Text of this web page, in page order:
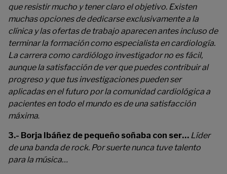
que resistir mucho y tener claro el objetivo. Existen
muchas opciones de dedicarse exclusivamente a la
clínica y las ofertas de trabajo aparecen antes incluso de
terminar la formación como especialista en cardiología.
La carrera como cardiólogo investigador no es fácil,
aunque la satisfacción de ver que puedes contribuir al
progreso y que tus investigaciones pueden ser
aplicadas en el futuro por la comunidad cardiológica a
pacientes en todo el mundo es de una satisfacción
máxima.
3.- Borja Ibáñez de pequeño soñaba con ser… Líder
de una banda de rock. Por suerte nunca tuve talento
para la música…